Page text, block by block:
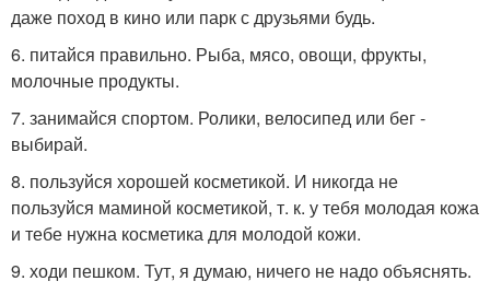
даже поход в кино или парк с друзьями будь.
6. питайся правильно. Рыба, мясо, овощи, фрукты,
молочные продукты.
7. занимайся спортом. Ролики, велосипед или бег -
выбирай.
8. пользуйся хорошей косметикой. И никогда не
пользуйся маминой косметикой, т. к. у тебя молодая кожа
и тебе нужна косметика для молодой кожи.
9. ходи пешком. Тут, я думаю, ничего не надо объяснять.